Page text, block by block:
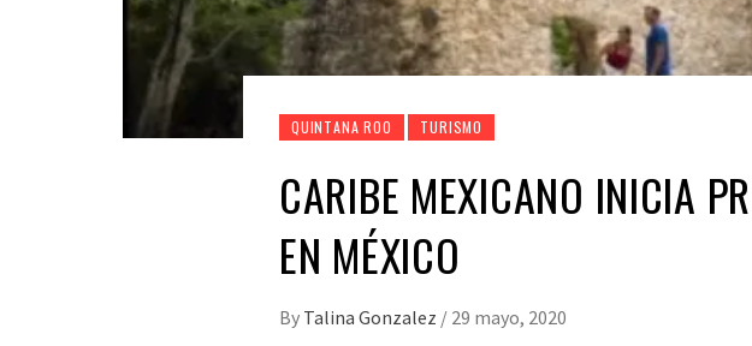
QUINTANA ROO TURISMO
CARIBE MEXICANO INICIA
EN MÉXICO
By Talina Gonzalez / 29 mayo, 2020